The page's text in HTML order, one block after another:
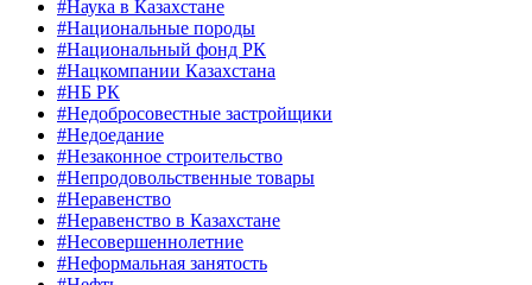
#Наука в Казахстане
#Национальные породы
#Национальный фонд РК
#Нацкомпании Казахстана
#НБ РК
#Недобросовестные застройщики
#Недоедание
#Незаконное строительство
#Непродовольственные товары
#Неравенство
#Неравенство в Казахстане
#Несовершеннолетние
#Неформальная занятость